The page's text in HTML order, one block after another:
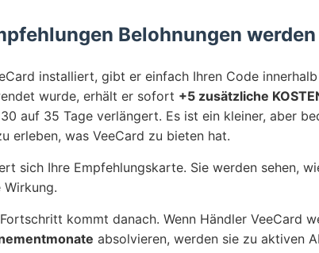
Belohnungen werden
installiert, gibt er einfach Ihren Code
wurde, erhält er sofort +5 zusätzliche
auf 35 Tage verlängert. Es ist ein kleiner, aber
erleben, was VeeCard zu bieten hat.
sich Ihre Empfehlungskarte. Sie werden sehen,
kommt danach. Wenn Händler VeeCard
absolvieren, werden sie zu aktiven